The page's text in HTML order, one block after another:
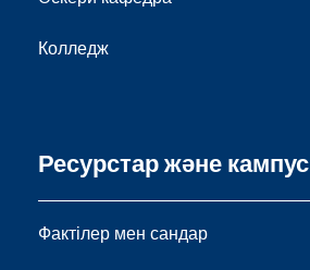
Колледж
Ресурстар және кампус
Фактілер мен сандар